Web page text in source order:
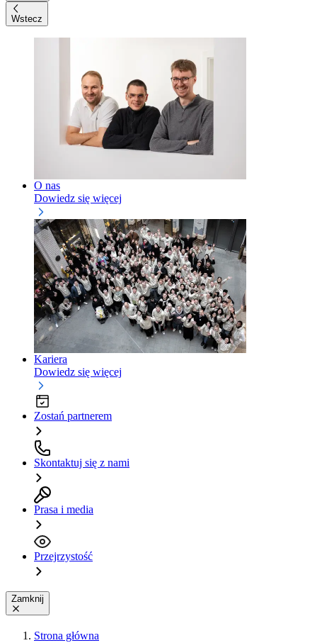
Wstecz
O nas
Dowiedz się więcej
Kariera
Dowiedz się więcej
Zostań partnerem
Skontaktuj się z nami
Prasa i media
Przejrzystość
Zamknij
Strona główna